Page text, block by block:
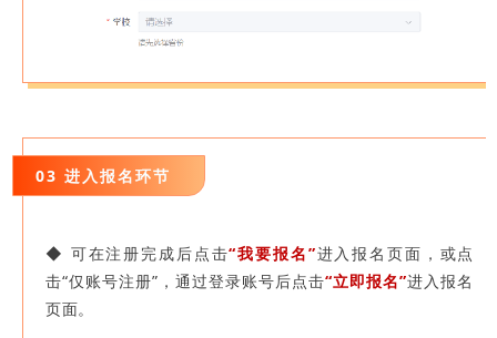
03 进入报名环节
◆ 可在注册完成后点击“我要报名”进入报名页面， 或点
击“仅账号注册”，通过登录账号后点击“立即报名”进入报名
页面。